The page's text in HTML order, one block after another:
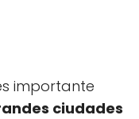
importante
ciudades